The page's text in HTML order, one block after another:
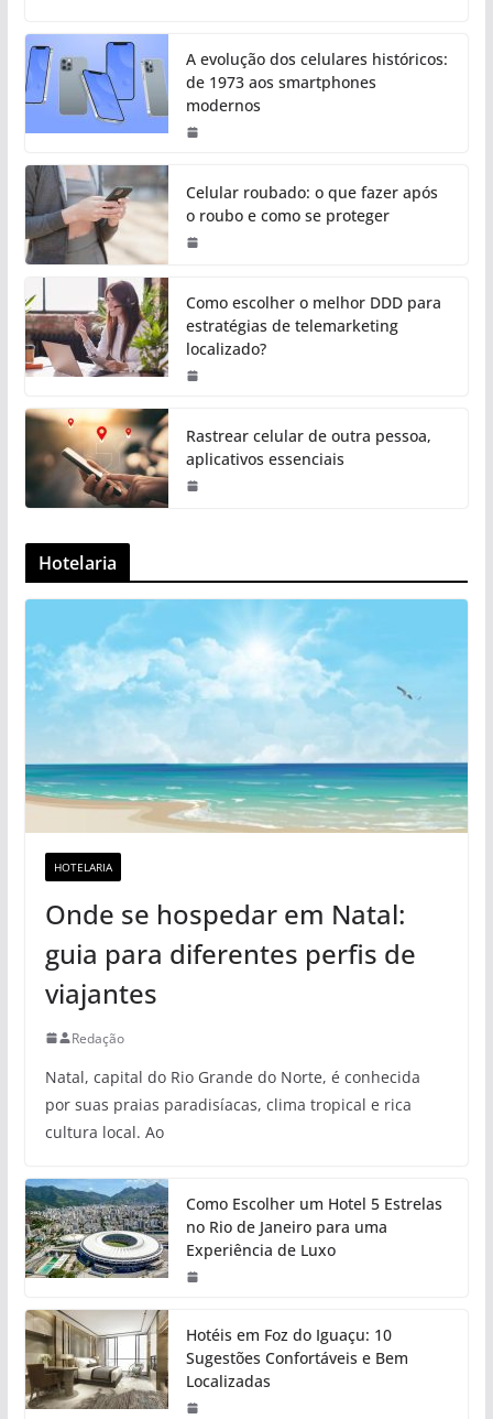
A evolução dos celulares históricos:
de 1973 aos smartphones
modernos
Celular roubado: o que fazer após
o roubo e como se proteger
Como escolher o melhor DDD para
estratégias de telemarketing
localizado?
Rastrear celular de outra pessoa,
aplicativos essenciais
Hotelaria
HOTELARIA
Onde se hospedar em Natal:
guia para diferentes perfis de
viajantes
Redação
Natal, capital do Rio Grande do Norte, é conhecida
por suas praias paradisíacas, clima tropical e rica
cultura local. Ao
Como Escolher um Hotel 5 Estrelas
no Rio de Janeiro para uma
Experiência de Luxo
Hotéis em Foz do Iguaçu: 10
Sugestões Confortáveis e Bem
Localizadas